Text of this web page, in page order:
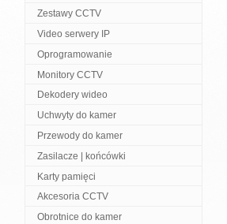
Zestawy CCTV
Video serwery IP
Oprogramowanie
Monitory CCTV
Dekodery wideo
Uchwyty do kamer
Przewody do kamer
Zasilacze | końcówki
Karty pamięci
Akcesoria CCTV
Obrotnice do kamer